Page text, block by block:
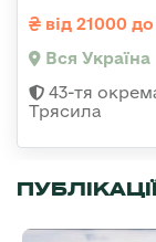
від 21000
Вся Україна
43-тя
Трясила